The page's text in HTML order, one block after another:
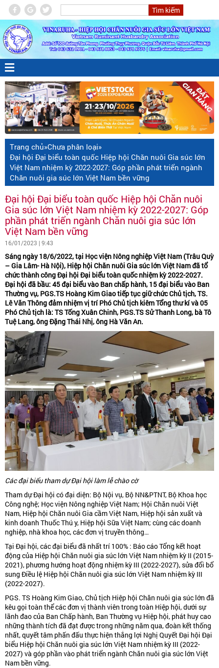
Trang chủ»Chưa phân loại»
Đại hội Đại biểu toàn quốc Hiệp hội Chăn nuôi Gia súc lớn
Việt Nam nhiệm kỳ 2022-2027: Góp phần phát triển ngành
Chăn nuôi gia súc lớn Việt Nam bền vững
Đại hội Đại biểu toàn quốc Hiệp hội Chăn nuôi
Gia súc lớn Việt Nam nhiệm kỳ 2022-2027: Góp
phần phát triển ngành Chăn nuôi gia súc lớn
Việt Nam bền vững
16/01/2023 | 9:43
Sáng ngày 18/6/2022, tại Học viện Nông nghiệp Việt Nam (Trâu Quỳ
– Gia Lâm- Hà Nội), Hiệp hội Chăn nuôi Gia súc lớn Việt Nam đã tổ
chức thành công Đại hội Đại biểu toàn quốc nhiệm kỳ 2022-2027.
Đại hội đã bầu: 45 đại biểu vào Ban chấp hành, 15 đại biểu vào Ban
Thường vụ, PGS.TS Hoàng Kim Giao tiếp tục giữ chức Chủ tịch, TS.
Lê Văn Thông đảm nhiệm vị trí Phó Chủ tịch kiêm Tổng thư kí và 05
Phó Chủ tịch là: TS Tống Xuân Chinh, PGS.TS Sử Thanh Long, bà Tô
Tuệ Lang, ông Đặng Thái Nhị, ông Hà Văn An.
Các đại biểu tham dự Đại hội làm lễ chào cờ
Tham dự Đại hội có đại diện: Bộ Nội vụ, Bộ NN&PTNT, Bộ Khoa học
Công nghệ; Học viện Nông nghiệp Việt Nam; Hội Chăn nuôi Việt
Nam, Hiệp hội Chăn nuôi Gia cầm Việt Nam, Hiệp hội sản xuất và
kinh doanh Thuốc Thú y, Hiệp hội Sữa Việt Nam; cùng các doanh
nghiệp, nhà khoa học, các đơn vị truyền thông…
Tại Đại hội, các đại biểu đã nhất trí 100% : Báo cáo Tổng kết hoạt
động của Hiệp hội Chăn nuôi gia súc lớn Việt Nam nhiệm kỳ II (2015-
2021), phương hướng hoạt động nhiệm kỳ III (2022-2027), sửa đổi bổ
sung Điều lệ Hiệp hội Chăn nuôi gia súc lớn Việt Nam nhiệm kỳ III
(2022-2027).
PGS. TS Hoàng Kim Giao, Chủ tịch Hiệp hội Chăn nuôi gia súc lớn đã
kêu gọi toàn thể các đơn vị thành viên trong toàn Hiệp hội, dưới sự
lãnh đao của Ban Chấp hành, Ban Thường vụ Hiệp hội, phát huy cao
những thành tích đã đạt được trong những năm qua, đoàn kết thống
nhất, quyết tâm phấn đấu thực hiện thắng lợi Nghị Quyết Đại hội Đại
biểu Hiệp hội Chăn nuôi gia súc lớn Việt Nam nhiệm kỳ III (2022-
2027) và góp phần vào phát triển ngành Chăn nuôi gia súc lớn Việt
Nam bền vững.